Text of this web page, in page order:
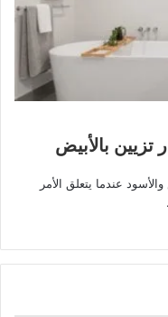
تزيين بالأبيض
عندما يتعلق الأمر